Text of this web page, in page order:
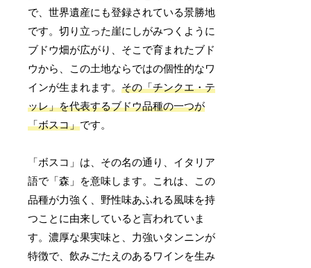
で、世界遺産にも登録されている景勝地
です。切り立った崖にしがみつくように
ブドウ畑が広がり、そこで育まれたブド
ウから、この土地ならではの個性的なワ
インが生まれます。その「チンクエ・テ
ッレ」を代表するブドウ品種の一つが
「ボスコ」です。
「ボスコ」は、その名の通り、イタリア
語で「森」を意味します。これは、この
品種が力強く、野性味あふれる風味を持
つことに由来していると言われていま
す。濃厚な果実味と、力強いタンニンが
特徴で、飲みごたえのあるワインを生み